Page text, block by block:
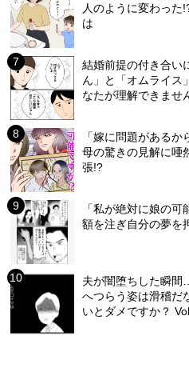
人のように変わった
は
結婚前提の付き合
ん」と「オムライス
なたが理解できませ
「嫁に問題がある
母の驚きの見解に唖
張!?
「私が絶対に娘の
額を注ぎ自分の夢を
夫が闇堕ちした瞬
へつらう姿は滑稽だ
いとダメですか？